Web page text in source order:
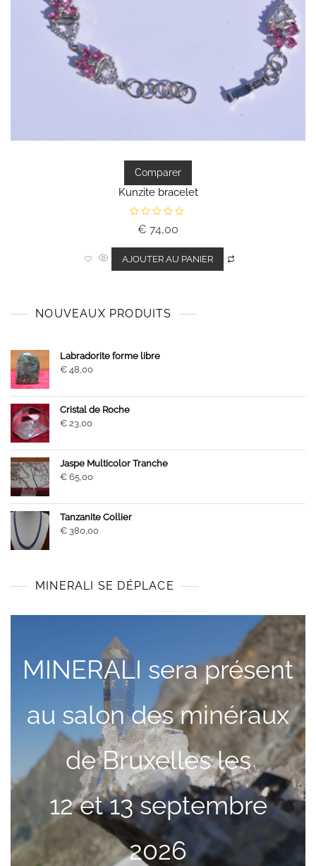
Comparer
Kunzite bracelet
e
0
€ 74,00
AJOUTER AU PANIER
NOUVEAUX PRODUITS
Labradorite forme libre
€ 48,00
Cristal de Roche
€ 23,00
Jaspe Multicolor Tranche
€ 65,00
Tanzanite Collier
€ 380,00
MINERALI SE DÉPLACE
MINERALI sera présent
au salon des minéraux
de Bruxelles les
12 et 13 septembre
2026